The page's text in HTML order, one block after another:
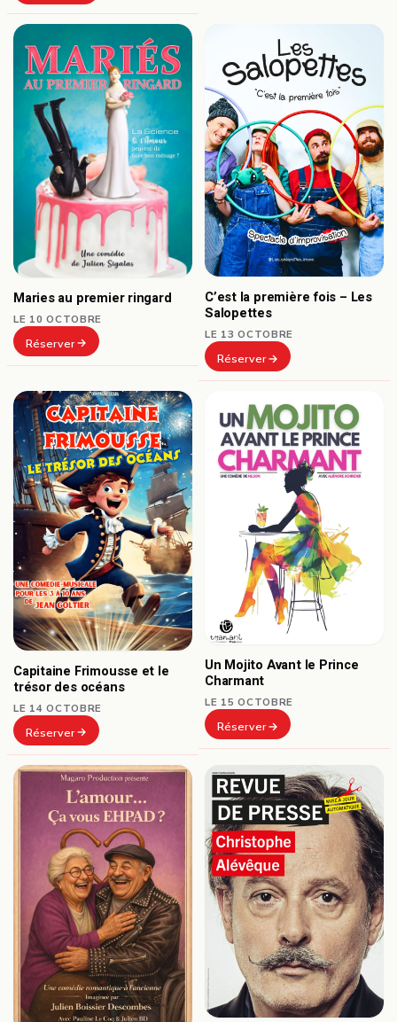
Maries au premier ringard
LE 10 OCTOBRE
Réserver
C’est la première fois – Les
Salopettes
LE 13 OCTOBRE
Réserver
Capitaine Frimousse et le
trésor des océans
LE 14 OCTOBRE
Réserver
Un Mojito Avant le Prince
Charmant
LE 15 OCTOBRE
Réserver